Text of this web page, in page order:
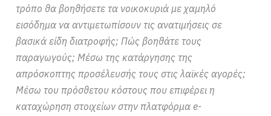
τρόπο θα βοηθήσετε τα νοικοκυριά με χαμηλό
εισόδημα να αντιμετωπίσουν τις ανατιμήσεις σε
βασικά είδη διατροφής; Πώς βοηθάτε τους
παραγωγούς; Μέσω της κατάργησης της
απρόσκοπτης προσέλευσής τους στις λαϊκές αγορές;
Μέσω του πρόσθετου κόστους που επιφέρει η
καταχώρηση στοιχείων στην πλατφόρμα e-